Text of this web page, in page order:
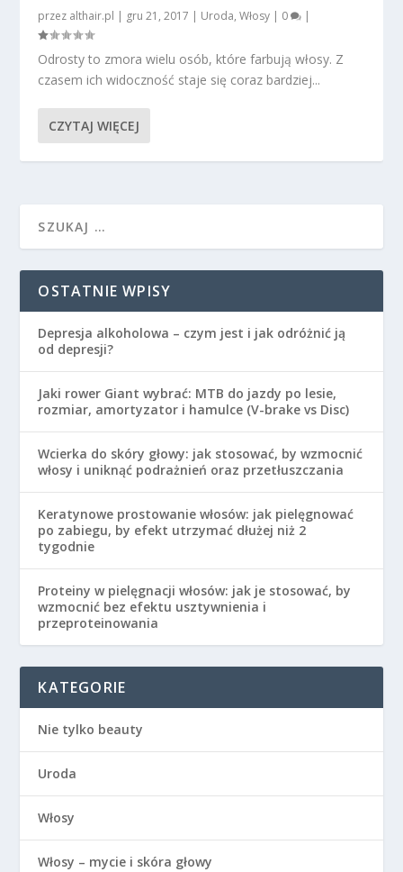
przez althair.pl gru 21, 2017 Uroda,Włosy 0
Odrosty to zmora wielu osób, które farbują włosy. Z
czasem ich widoczność staje się coraz bardziej...
CZYTAJ WIĘCEJ
OSTATNIE WPISY
Depresja alkoholowa – czym jest i jak odróżnić ją
od depresji?
Jaki rower Giant wybrać: MTB do jazdy po lesie,
rozmiar, amortyzator i hamulce (V-brake vs Disc)
Wcierka do skóry głowy: jak stosować, by wzmocnić
włosy i uniknąć podrażnień oraz przetłuszczania
Keratynowe prostowanie włosów: jak pielęgnować
po zabiegu, by efekt utrzymać dłużej niż 2
tygodnie
Proteiny w pielęgnacji włosów: jak je stosować, by
wzmocnić bez efektu usztywnienia i
przeproteinowania
KATEGORIE
Nie tylko beauty
Uroda
Włosy
Włosy – mycie i skóra głowy